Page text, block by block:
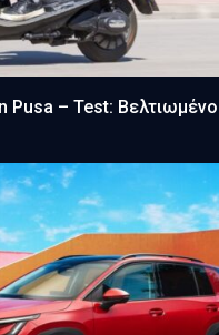
Pusa – Test: Βελτιωμένο